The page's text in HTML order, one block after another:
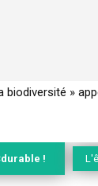
biodiversité »
!